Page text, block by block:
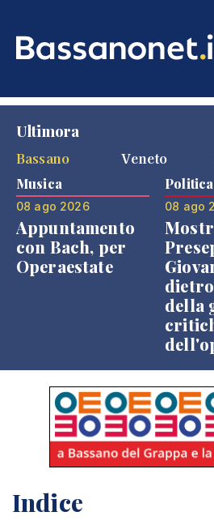
Ultimora
Bassano
Veneto
Musica
08 ago 2026
Appuntamento
con Bach, per
Operaestate
Politica
08 ago
della
Indice